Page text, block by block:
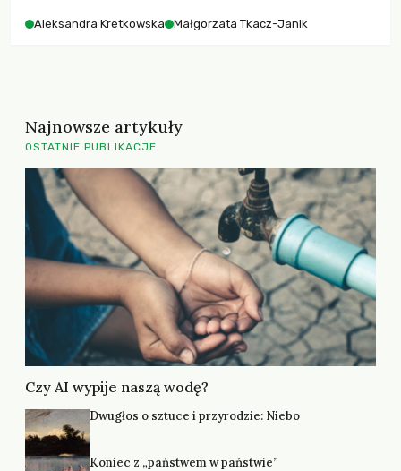
Aleksandra Kretkowska Małgorzata Tkacz-Janik
Najnowsze artykuły
OSTATNIE PUBLIKACJE
Czy AI wypije naszą wodę?
Dwugłos o sztuce i przyrodzie: Niebo
Koniec z „państwem w państwie”